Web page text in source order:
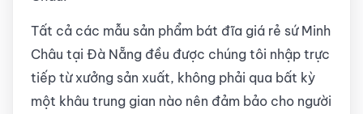
Tất cả các mẫu sản phẩm bát đĩa giá rẻ sứ Minh
Châu tại Đà Nẵng đều được chúng tôi nhập trực
tiếp từ xưởng sản xuất, không phải qua bất kỳ
một khâu trung gian nào nên đảm bảo cho người